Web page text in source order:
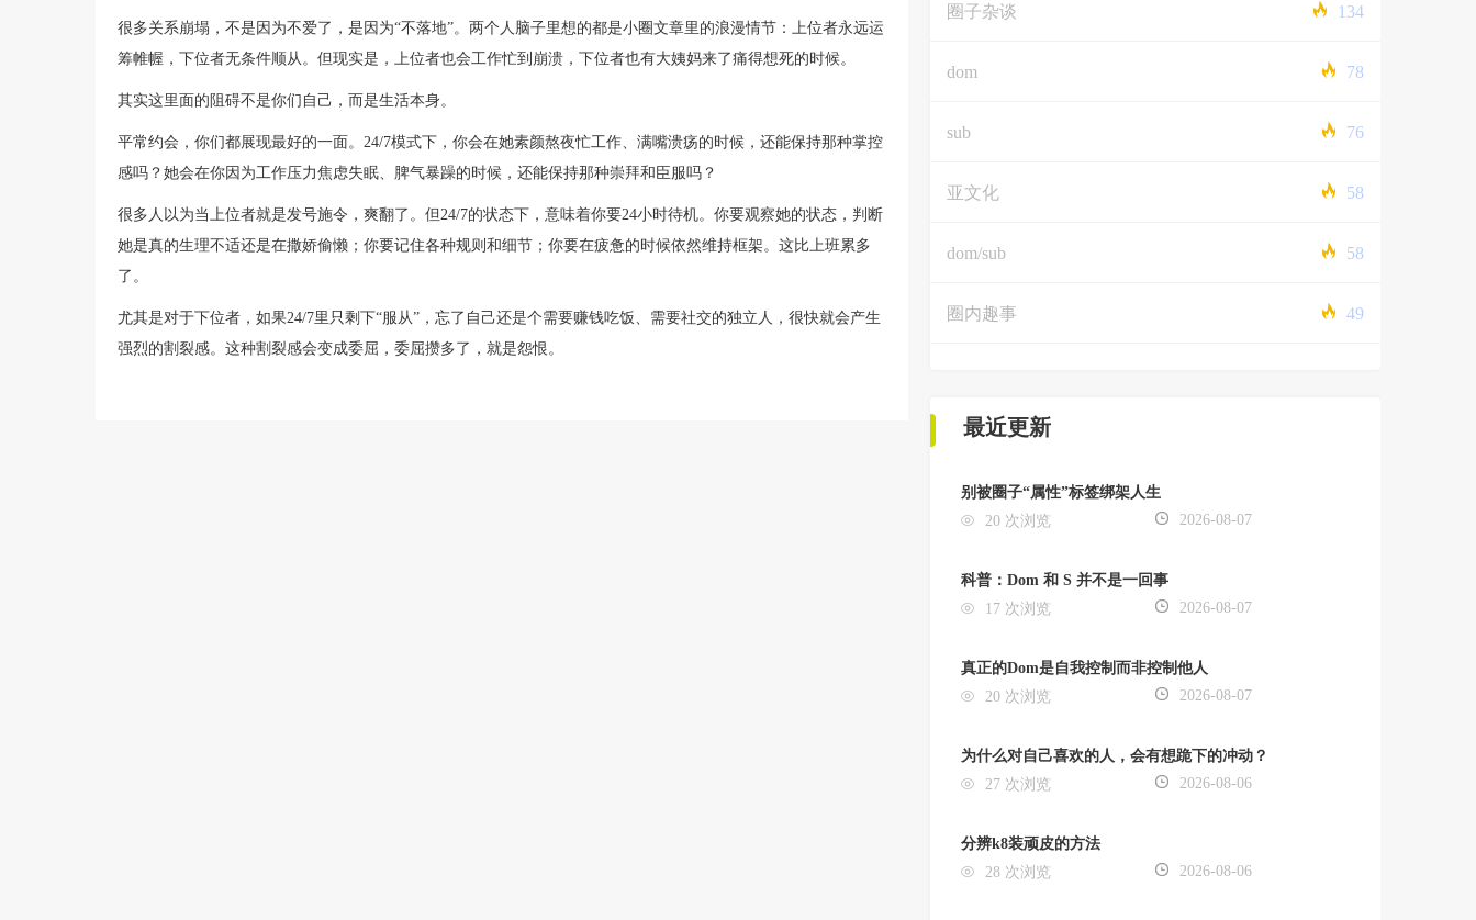
很多关系崩塌，不是因为不爱了，是因为“不落地”。两个人脑子里想的都是小圈文章里的浪漫情节：上位者永远运
筹帷幄，下位者无条件顺从。但现实是，上位者也会工作忙到崩溃，下位者也有大姨妈来了痛得想死的时候。
其实这里面的阻碍不是你们自己，而是生活本身。
平常约会，你们都展现最好的一面。24/7模式下，你会在她素颜熬夜忙工作、满嘴溃疡的时候，还能保持那种掌控
感吗？她会在你因为工作压力焦虑失眠、脾气暴躁的时候，还能保持那种崇拜和臣服吗？
很多人以为当上位者就是发号施令，爽翻了。但24/7的状态下，意味着你要24小时待机。你要观察她的状态，判断
她是真的生理不适还是在撒娇偷懒；你要记住各种规则和细节；你要在疲惫的时候依然维持框架。这比上班累多
了。
尤其是对于下位者，如果24/7里只剩下“服从”，忘了自己还是个需要赚钱吃饭、需要社交的独立人，很快就会产生
强烈的割裂感。这种割裂感会变成委屈，委屈攒多了，就是怨恨。
圈子杂谈 134
dom 78
sub 76
亚文化 58
dom/sub 58
圈内趣事 49
最近更新
别被圈子“属性”标签绑架人生
20 次浏览
2026-08-07
科普：Dom 和 S 并不是一回事
17 次浏览
2026-08-07
真正的Dom是自我控制而非控制他人
20 次浏览
2026-08-07
为什么对自己喜欢的人，会有想跪下的冲动？
27 次浏览
2026-08-06
分辨k8装顽皮的方法
28 次浏览
2026-08-06